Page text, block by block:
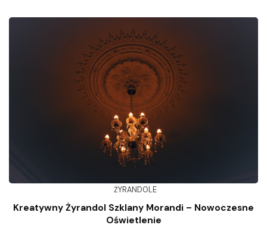
ŻYRANDOLE
Kreatywny Żyrandol Szklany Morandi – Nowoczesne
Oświetlenie